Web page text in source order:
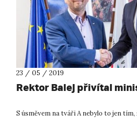
23 / 05 / 2019
Rektor Balej přivítal
S úsměvem na tváři A nebylo to jen